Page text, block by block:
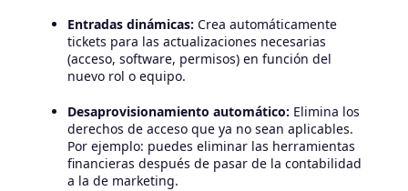
Entradas dinámicas: Crea automáticamente
tickets para las actualizaciones necesarias
(acceso, software, permisos) en función del
nuevo rol o equipo.
Desaprovisionamiento automático: Elimina los
derechos de acceso que ya no sean aplicables.
Por ejemplo: puedes eliminar las herramientas
financieras después de pasar de la contabilidad
a la de marketing.